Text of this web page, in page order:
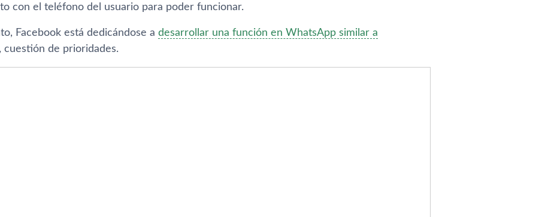
con el teléfono del usuario para poder funcionar.
Facebook está dedicándose a desarrollar una función en WhatsApp similar a
, cuestión de prioridades.